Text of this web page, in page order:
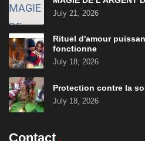
July 21, 2026
Rituel d'amour
fonctionne
July 18, 2026
Protection contre la
July 18, 2026
Contact